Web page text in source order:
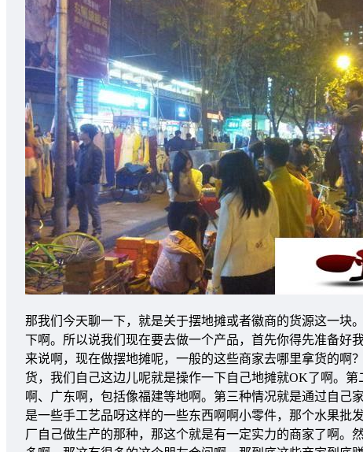
那我们今天聊一下，就是关于摆地摊或者徽商的货源这一块
下啊。所以说我们现在要去做一个产品，首先你得先准备好
来说啊，现在做摆地摊呢，一般的这些商家去哪里拿货的啊
货，我们自己这边儿呢就是操作一下自己地摊就OK了啊。
啊、广东啊，包括像福建等地啊。第三种情况就是通过自己
是一些手工艺品呀这样的一些东西啊啊小零件，那个水果批
厂自己做生产的那种，那这个就是有一定实力的商家了啊。